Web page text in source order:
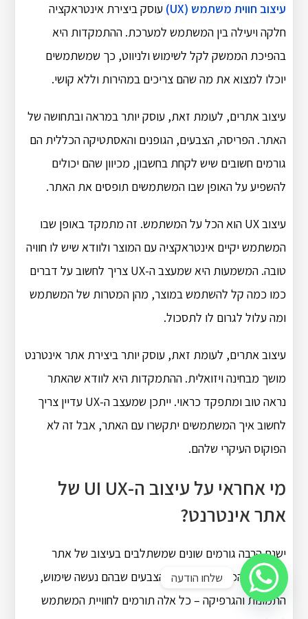
עיצוב חווית משתמש (UX)
עוסק ביצירת אינטראקציה
חלקה ויעילה בין המשתמש למערכת. ההתמקדות היא
בהפיכת הממשק לקל לשימוש ולניווט, כך שמשתמשים
יוכלו למצוא את מה שהם צריכים במהירות וללא קושי.
עיצוב אתרים, לעומת זאת, עוסק יותר במראה ובתחושה של
האתר. הפריסה, הצבעים, הגופנים והאסתטיקה הכללית הם
גורמים חשובים שיש לקחת בחשבון, מכיוון שהם יכולים
להשפיע על האופן שבו המשתמשים תופסים את האתר.
עיצוב UX הוא הכל על המשתמש. זה מתמקד באופן שבו
המשתמש יקיים אינטראקציה עם המוצר ולוודא שיש לו חוויה
טובה. המשמעות היא שמעצב ה-UX צריך לחשוב על דברים
כמו כמה קל להשתמש במוצר, מהן המטרות של המשתמש
ומה עלול לגרום לו לתסכול.
עיצוב אתרים, לעומת זאת, עוסק יותר ביצירת אתר אינטרנט
מושך מבחינה ויזואלית. ההתמקדות היא לוודא שהאתר
נראה טוב ומתפקד כראוי. ייתכן שמעצב ה-UX עדיין צריך
לחשוב איך המשתמשים יתקשרו עם האתר, אבל זה לא
הפוקוס העיקרי שלהם.
מי אחראי על עיצוב ה-UI UX של
אתר אינטרנט?
ישנם הרבה גורמים שונים שמשתלבים בעיצוב של אתר
אינטרנט. הפריסה הכוללת, הצבעים שבהם נעשה שימוש,
התמונות והגרפיקה – כל אלה תורמים לחוויית המשתמש
שלחו הודעה